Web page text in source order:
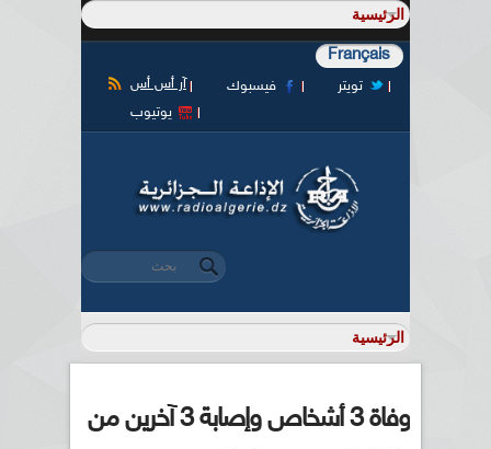
Français
آر أس أس فيسبوك
تويتر
يوتيوب
استمارة البحث
‏بحث ‏
وفاة 3 أشخاص وإصابة 3 آخرين من